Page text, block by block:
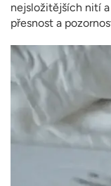
nejsložitějších nití
přesnost a